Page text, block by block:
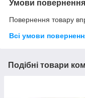
Умови повернення
Повернення товару
Всі умови
Подібні товари